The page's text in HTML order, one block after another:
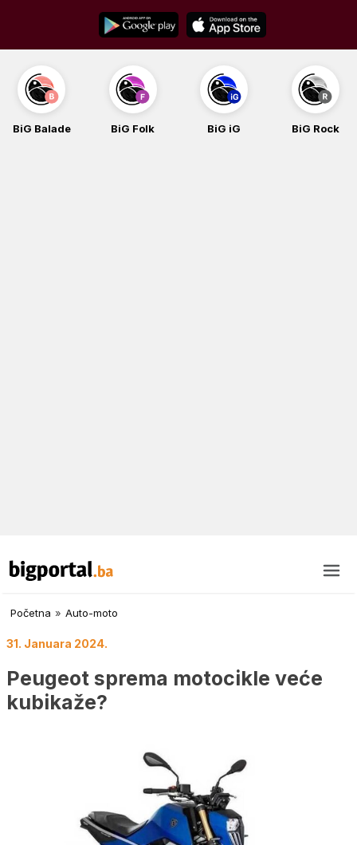
content
BiG Balade BiG Folk BiG iG BiG Rock
Početna » Auto-moto
31. Januara 2024.
Peugeot sprema motocikle veće
kubikaže?